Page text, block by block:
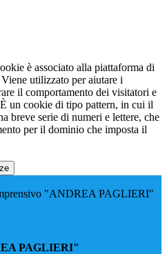
è associato alla piattaforma di
utilizzato per aiutare i
il comportamento dei visitatori e
un cookie di tipo pattern, in cui il
breve serie di numeri e lettere, che
per il dominio che imposta il
"ANDREA PAGLIERI"
PAGLIERI"